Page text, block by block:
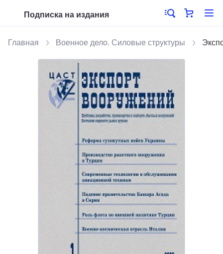
Подписка на издания
Главная Военное дело. Силовые структуры